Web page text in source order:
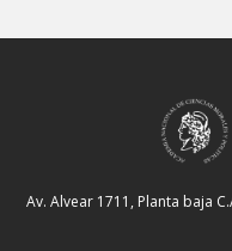
Av. Alvear 1711, Planta baja